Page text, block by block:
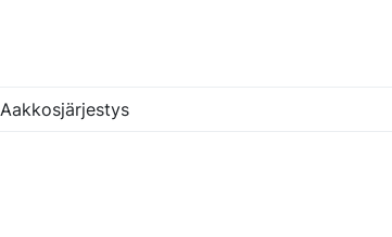
Aakkosjärjestys